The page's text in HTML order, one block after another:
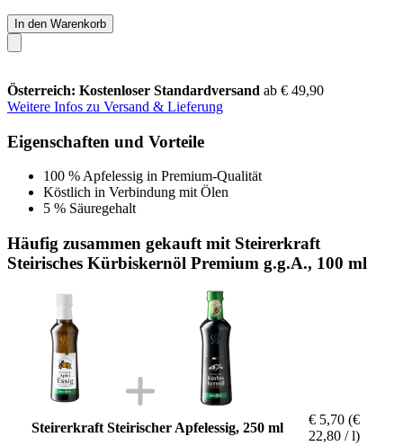
In den Warenkorb
Österreich: Kostenloser Standardversand ab € 49,90
Weitere Infos zu Versand & Lieferung
Eigenschaften und Vorteile
100 % Apfelessig in Premium-Qualität
Köstlich in Verbindung mit Ölen
5 % Säuregehalt
Häufig zusammen gekauft mit Steirerkraft
Steirisches Kürbiskernöl Premium g.g.A., 100 ml
Steirerkraft Steirischer Apfelessig, 250 ml
€ 5,70 (€
22,80 / l)